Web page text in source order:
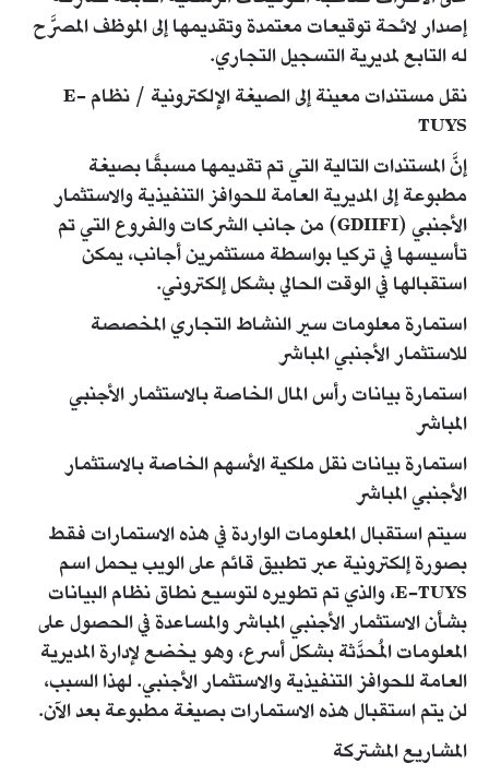
إصدار لائحة توقيعات معتمدة وتقديمها إلى الموظف المصرَّح
له التابع لمديرية التسجيل التجاري.
نقل مستندات معينة إلى الصيغة الإلكترونية / نظام E-
TUYS
إنَّ المستندات التالية التي تم تقديمها مسبقًا بصيغة
مطبوعة إلى المديرية العامة للحوافز التنفيذية والاستثمار
الأجنبي (GDIIFI) من جانب الشركات والفروع التي تم
تأسيسها في تركيا بواسطة مستثمرين أجانب، يمكن
استقبالها في الوقت الحالي بشكل إلكتروني.
استمارة معلومات سير النشاط التجاري المخصصة
للاستثمار الأجنبي المباشر
استمارة بيانات رأس المال الخاصة بالاستثمار الأجنبي
المباشر
​استمارة بيانات نقل ملكية الأسهم الخاصة بالاستثمار
الأجنبي المباشر
سيتم استقبال المعلومات الواردة في هذه الاستمارات فقط
بصورة إلكترونية عبر تطبيق قائم على الويب يحمل اسم
E-TUYS، والذي تم تطويره لتوسيع نطاق نظام البيانات
بشأن الاستثمار الأجنبي المباشر والمساعدة في الحصول على
المعلومات المُحدَّثة بشكل أسرع، وهو يخضع لإدارة المديرية
العامة للحوافز التنفيذية والاستثمار الأجنبي. لهذا السبب،
لن يتم استقبال هذه الاستمارات بصيغة مطبوعة بعد الآن.
المشاريع المشتركة